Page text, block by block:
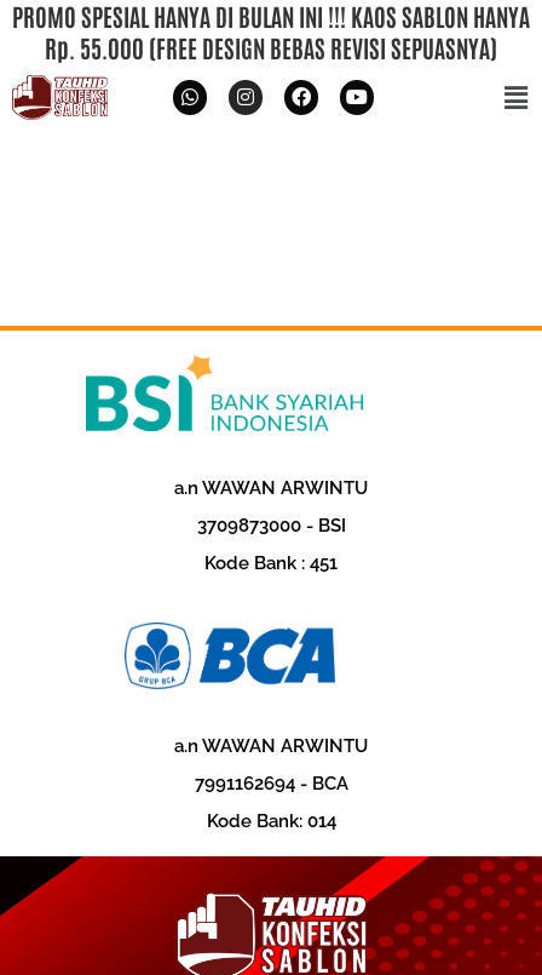
PROMO SPESIAL HANYA DI BULAN INI !!! KAOS SABLON HANYA
Rp. 55.000 (FREE DESIGN BEBAS REVISI SEPUASNYA)
a.n WAWAN ARWINTU
‎3709873000 - BSI
Kode Bank : 451
a.n WAWAN ARWINTU
‎7991162694 - BCA
‎Kode Bank: 014